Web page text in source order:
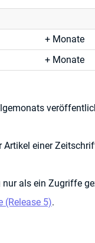
Monate
Monate
einer
als ein Zugriffe
(Release 5).